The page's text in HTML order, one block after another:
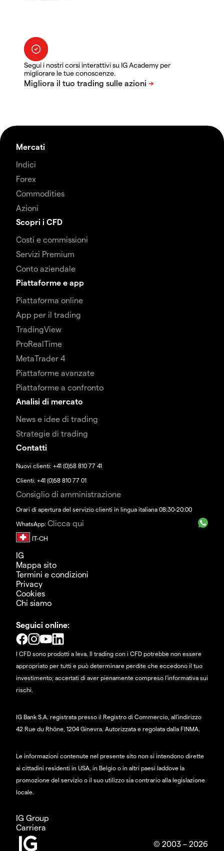
Segui i nostri corsi interattivi su IG Academy per
migliorare le tue conoscenze.
Mercati
Indici
Forex
Commodities
Azioni
Scopri i CFD
Costi e commissioni
Servizi Premium
Conto aziendale
Piattaforme e app
Piattaforma online
App per il trading
TradingView
ProRealTime
MetaTrader 4
Piattaforme avanzate
Piattaforme a confronto
Analisi di mercato
News e idee di trading
Strategie di trading
Contatti
Nuovi clienti: +41 (0)58 810 77 41
Clienti: +41 (0)58 810 77 01
Consiglio di amministrazione
Orari di apertura del servizio clienti in lingua italiana 08:30-20:00
WhatsApp: Clicca qui
IG
Mappa sito
Termini e condizioni
Privacy
Cookies
Chi siamo
Seguici online:
I CFD sono prodotti a leva. Il trading con i CFD potrebbe non essere
appropriato per tutti e può determinare perdite che eccedono il tuo
investimento; accertati di aver pienamente compreso l'informativa sui
rischi.
IG Bank S.A. registrata presso il Registro di Commercio, all'indirizzo
42 Rue du Rhône, 1204 Ginevra. Autorizzata e regolata dalla FINMA.
Le informazioni contenute nel presente sito non si intendono dirette
ai cittadini residenti in USA, in Belgio o in altri paesi laddove la
promozione del servizio o il suo utilizzo sia contrario alla legislazione
locale.
IG Group
Carriera
© 2003 – 2026